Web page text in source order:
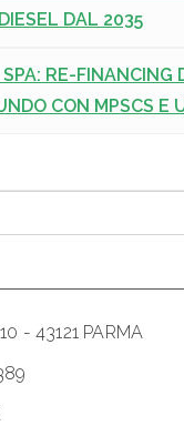
DAL 2035
RE-FINANCING
CON MPSCS E
- 43121 PARMA